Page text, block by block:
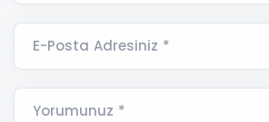
E-Posta Adresiniz *
Yorumunuz *